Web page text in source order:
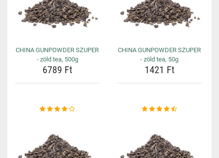
CHINA GUNPOWDER SZUPER
- zöld tea, 500g
6789 Ft
CHINA GUNPOWDER SZUPER
- zöld tea, 50g
1421 Ft